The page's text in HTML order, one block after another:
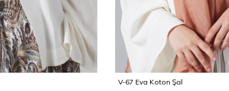
V-67 Eva Koton Şal